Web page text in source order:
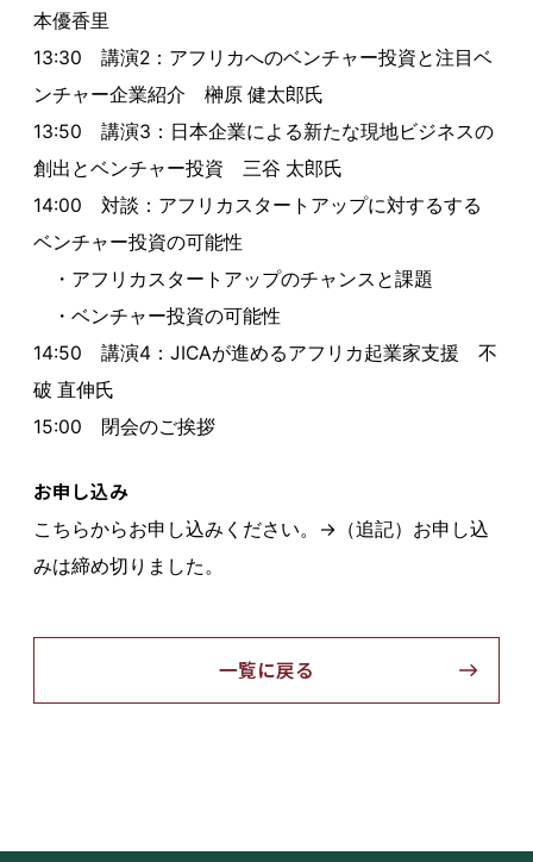
本優香里
13:30 講演2：アフリカへのベンチャー投資と注目ベ
ンチャー企業紹介 榊原 健太郎氏
13:50 講演3：日本企業による新たな現地ビジネスの
創出とベンチャー投資 三谷 太郎氏
14:00 対談：アフリカスタートアップに対するする
ベンチャー投資の可能性
・アフリカスタートアップのチャンスと課題
・ベンチャー投資の可能性
14:50 講演4：JICAが進めるアフリカ起業家支援 不
破 直伸氏
15:00 閉会のご挨拶
お申し込み
こちらからお申し込みください。→（追記）お申し込
みは締め切りました。
一覧に戻る